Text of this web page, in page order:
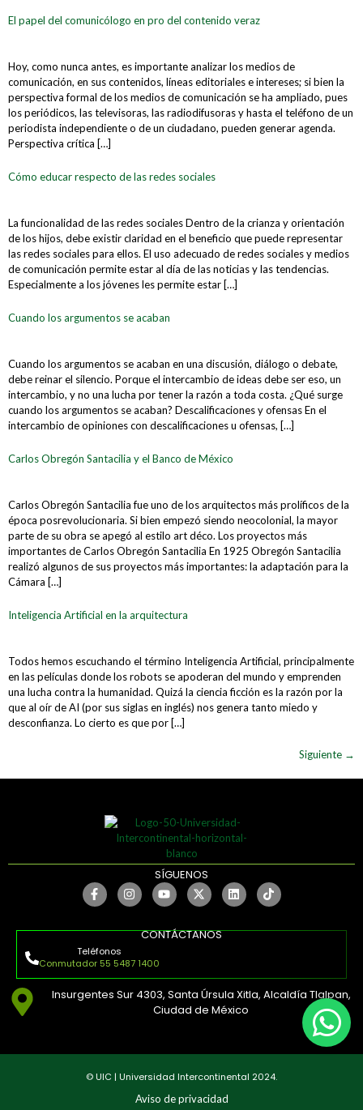
El papel del comunicólogo en pro del contenido veraz
Hoy, como nunca antes, es importante analizar los medios de
comunicación, en sus contenidos, líneas editoriales e intereses; si bien la
perspectiva formal de los medios de comunicación se ha ampliado, pues
los periódicos, las televisoras, las radiodifusoras y hasta el teléfono de un
periodista independiente o de un ciudadano, pueden generar agenda.
Perspectiva crítica […]
Cómo educar respecto de las redes sociales
La funcionalidad de las redes sociales Dentro de la crianza y orientación
de los hijos, debe existir claridad en el beneficio que puede representar
las redes sociales para ellos. El uso adecuado de redes sociales y medios
de comunicación permite estar al día de las noticias y las tendencias.
Especialmente a los jóvenes les permite estar […]
Cuando los argumentos se acaban
Cuando los argumentos se acaban en una discusión, diálogo o debate,
debe reinar el silencio. Porque el intercambio de ideas debe ser eso, un
intercambio, y no una lucha por tener la razón a toda costa. ¿Qué surge
cuando los argumentos se acaban? Descalificaciones y ofensas En el
intercambio de opiniones con descalificaciones u ofensas, […]
Carlos Obregón Santacilia y el Banco de México
Carlos Obregón Santacilia fue uno de los arquitectos más prolíficos de la
época posrevolucionaria. Si bien empezó siendo neocolonial, la mayor
parte de su obra se apegó al estilo art déco. Los proyectos más
importantes de Carlos Obregón Santacilia En 1925 Obregón Santacilia
realizó algunos de sus proyectos más importantes: la adaptación para la
Cámara […]
Inteligencia Artificial en la arquitectura
Todos hemos escuchando el término Inteligencia Artificial, principalmente
en las películas donde los robots se apoderan del mundo y emprenden
una lucha contra la humanidad. Quizá la ciencia ficción es la razón por la
que al oír de AI (por sus siglas en inglés) nos genera tanto miedo y
desconfianza. Lo cierto es que por […]
Siguiente →
SÍGUENOS
CONTÁCTANOS
Teléfonos
Conmutador 55 5487 1400
Insurgentes Sur 4303, Santa Úrsula Xitla, Alcaldía Tlalpan,
Ciudad de México
© UIC | Universidad Intercontinental 2024.
Aviso de privacidad